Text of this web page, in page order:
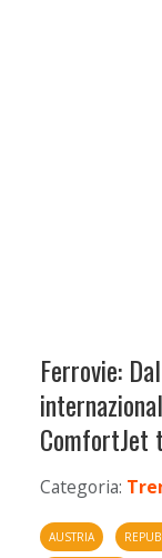
Ferrovie:
ComfortJet
Categoria:
AUSTRIA